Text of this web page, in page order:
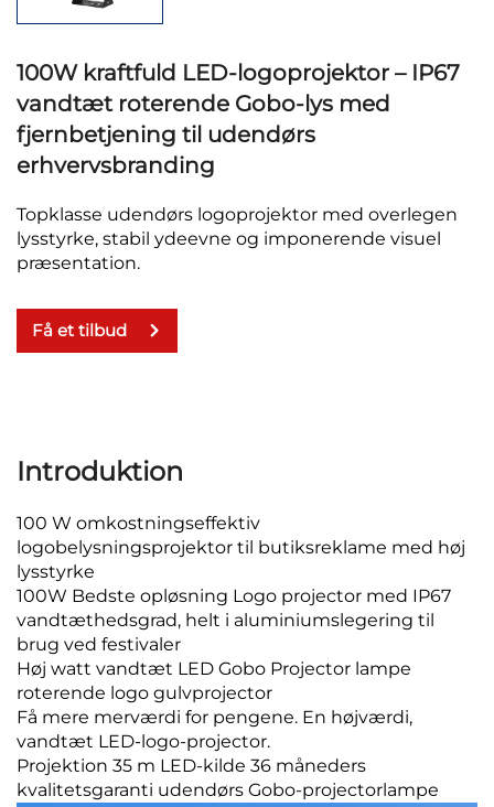
100W kraftfuld LED-logoprojektor – IP67
vandtæt roterende Gobo-lys med
fjernbetjening til udendørs
erhvervsbranding
Topklasse udendørs logoprojektor med overlegen
lysstyrke, stabil ydeevne og imponerende visuel
præsentation.
Få et tilbud
Introduktion
100 W omkostningseffektiv
logobelysningsprojektor til butiksreklame med høj
lysstyrke
100W Bedste opløsning Logo projector med IP67
vandtæthedsgrad, helt i aluminiumslegering til
brug ved festivaler
Høj watt vandtæt LED Gobo Projector lampe
roterende logo gulvprojector
Få mere merværdi for pengene. En højværdi,
vandtæt LED-logo-projector.
Projektion 35 m LED-kilde 36 måneders
kvalitetsgaranti udendørs Gobo-projectorlampe